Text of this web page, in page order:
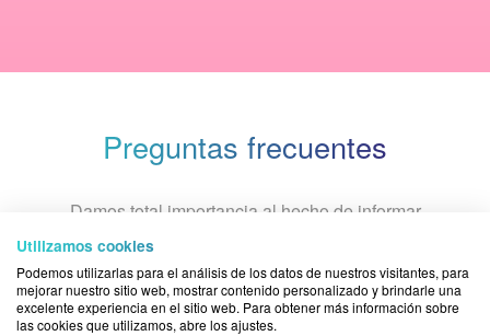
Preguntas frecuentes
Damos total importancia al hecho de informar
periódicamente a nuestros pacientes con respuestas a sus
preguntas sobre dolencias bucodentales. Puedes ver
todas laspreguntas frecuenteso bien solicitar una
respuesta contactando con laclínica dental Acuadental.
Utilizamos cookies
Podemos utilizarlas para el análisis de los datos de nuestros visitantes, para
mejorar nuestro sitio web, mostrar contenido personalizado y brindarle una
excelente experiencia en el sitio web. Para obtener más información sobre
las cookies que utilizamos, abre los ajustes.